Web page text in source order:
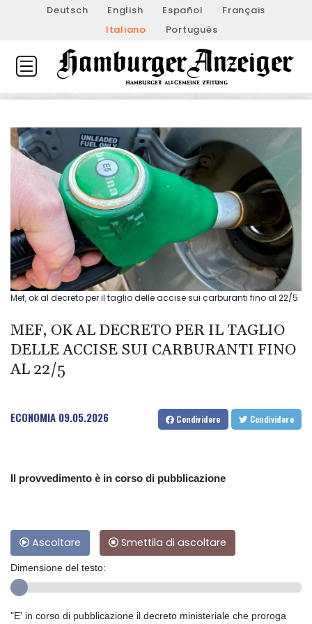
Deutsch English Español
Français
Italiano
Português
Mef, ok al decreto per il taglio delle accise sui carburanti fino al 22/5
MEF, OK AL DECRETO PER IL TAGLIO
DELLE ACCISE SUI CARBURANTI FINO
AL 22/5
ECONOMIA 09.05.2026 Condividere Condividere
Il provvedimento è in corso di pubblicazione
Ascoltare Smettila di ascoltare
Dimensione del testo:
"E' in corso di pubblicazione il decreto ministeriale che proroga